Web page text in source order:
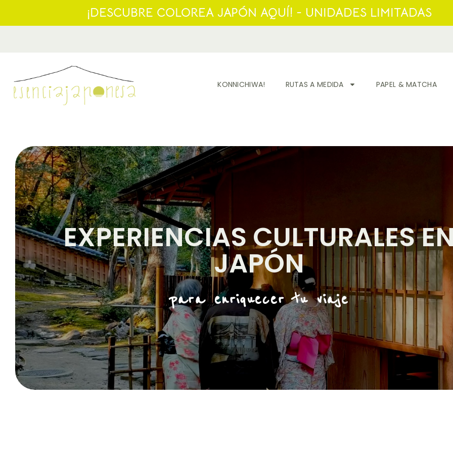
KONNICHIWA! RUTAS A MEDIDA PAPEL & MATCHA
EXPERIENCIAS CULTURALES
JAPÓN
para enriquecer tu viaje
¡DESCUBRE COLOREA JAPÓN AQUÍ! - UNIDADES LIMITADAS